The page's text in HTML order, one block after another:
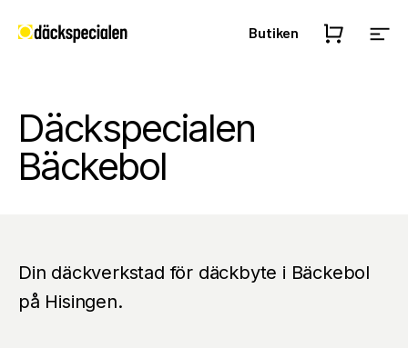
Butiken
Däckspecialen
Bäckebol
Din däckverkstad för däckbyte i Bäckebol
på Hisingen.